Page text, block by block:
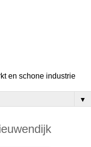
en schone industrie
▼